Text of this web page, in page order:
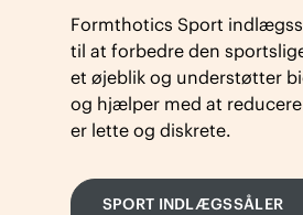
Formthotics Sport
til at forbedre den
et øjeblik og understøtter
og hjælper med at
er lette og diskrete.
SPORT INDLÆGSSÅLER